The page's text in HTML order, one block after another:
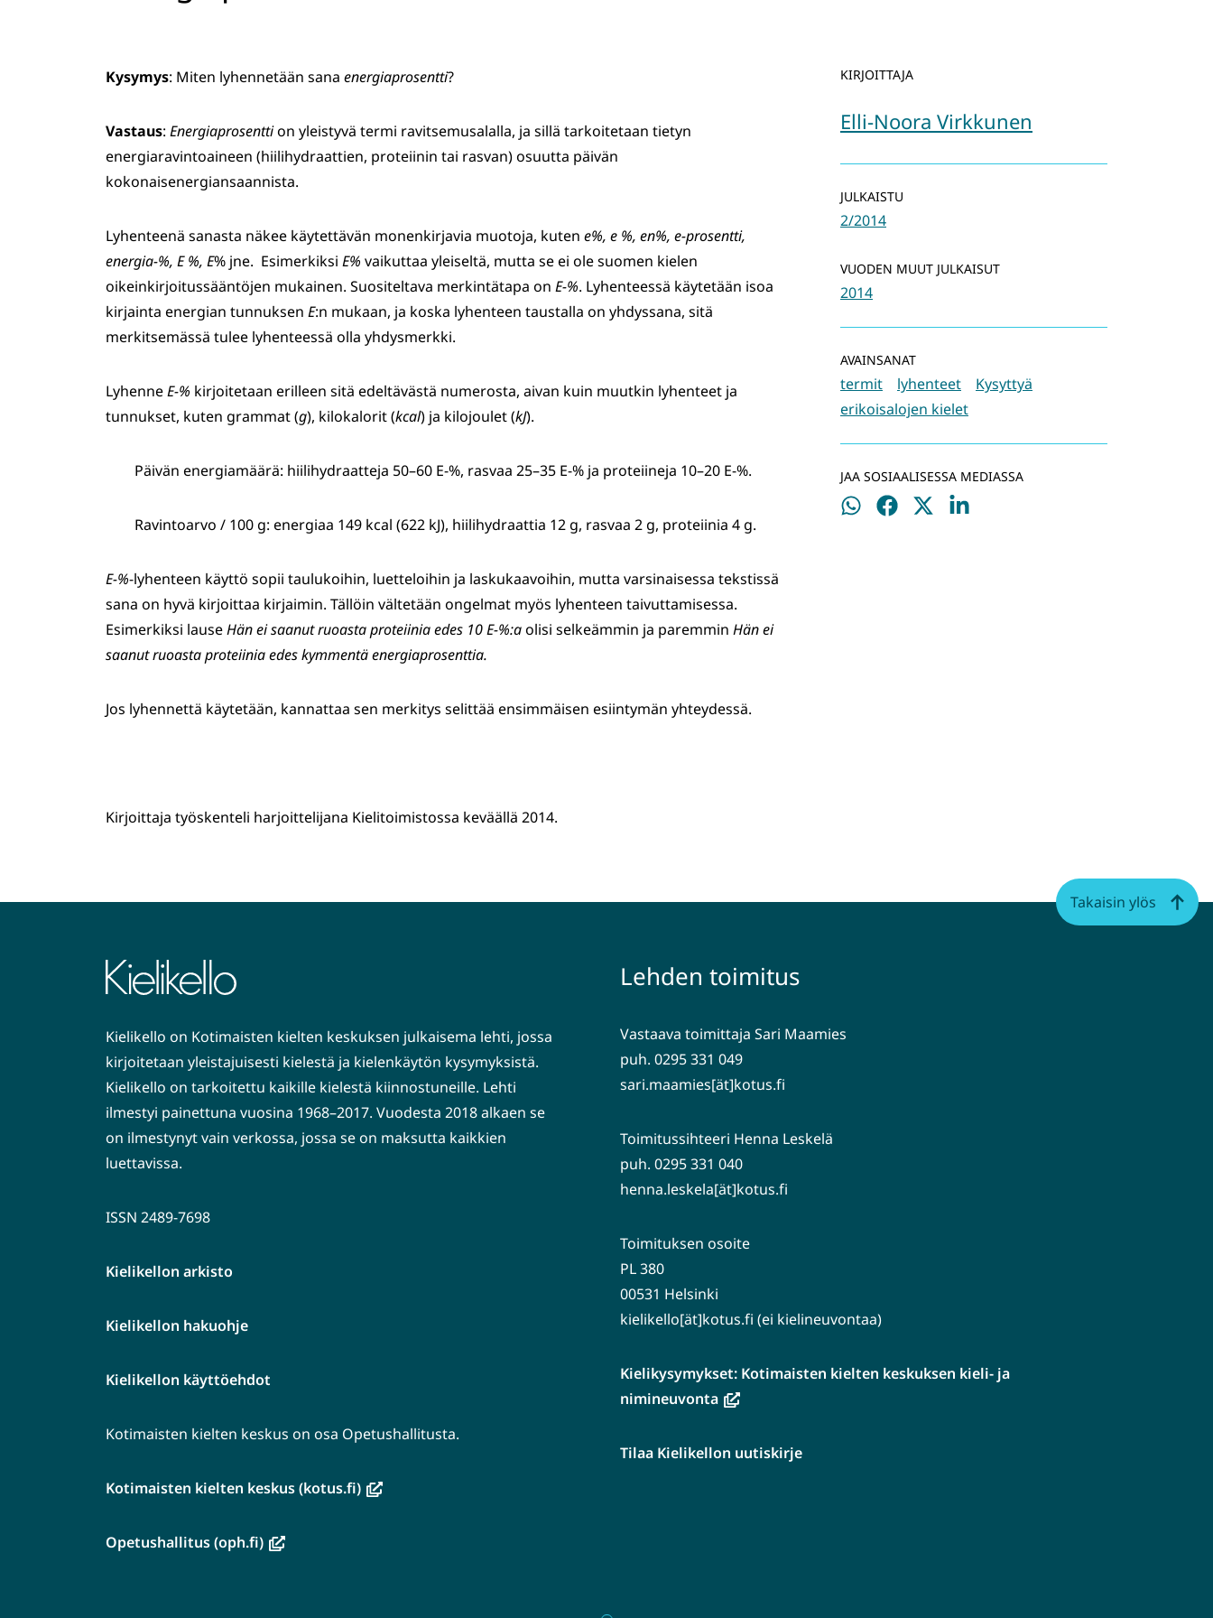
KIRJOITTAJA
Elli-Noora Virkkunen
JULKAISTU
2/2014
VUODEN MUUT JULKAISUT
2014
AVAINSANAT
termit lyhenteet
Kysyttyä
erikoisalojen kielet
JAA SOSIAALISESSA MEDIASSA
Jaa
Jaa
Jaa
Jaa
Kysymys: Miten lyhennetään sana energiaprosentti?
Vastaus: Energiaprosenttion yleistyvä termi ravitsemusalalla, ja sillä tarkoitetaan tietyn
energiaravintoaineen (hiilihydraattien, proteiinin tai rasvan) osuutta päivän
kokonaisenergiansaannista.
Lyhenteenä sanasta näkee käytettävän monenkirjavia muotoja, kuten e%, e %, en%, e-prosentti,
energia-%, E %, E% jne. Esimerkiksi E% vaikuttaa yleiseltä, mutta se ei ole suomen kielen
oikeinkirjoitussääntöjen mukainen. Suositeltava merkintätapa on E-%. Lyhenteessä käytetään isoa
kirjainta energian tunnuksen E:n mukaan, ja koska lyhenteen taustalla on yhdyssana, sitä
merkitsemässä tulee lyhenteessä olla yhdysmerkki.
LyhenneE-% kirjoitetaan erilleen sitä edeltävästä numerosta, aivan kuin muutkin lyhenteet ja
tunnukset, kuten grammat (g), kilokalorit (kcal) ja kilojoulet (kJ).
Päivän energiamäärä: hiilihydraatteja 50–60 E-%, rasvaa 25–35 E-% ja proteiineja 10–20 E-%.
Ravintoarvo / 100 g: energiaa 149 kcal (622 kJ), hiilihydraattia 12 g, rasvaa 2 g, proteiinia 4 g.
E-%-lyhenteen käyttö sopii taulukoihin, luetteloihin ja laskukaavoihin, mutta varsinaisessa tekstissä
sana on hyvä kirjoittaa kirjaimin. Tällöin vältetään ongelmat myös lyhenteen taivuttamisessa.
Esimerkiksi lauseHän ei saanut ruoasta proteiinia edes 10 E-%:aolisi selkeämmin ja paremmin Hän ei
saanut ruoasta proteiinia edes kymmentä energiaprosenttia.
Jos lyhennettä käytetään, kannattaa sen merkitys selittää ensimmäisen esiintymän yhteydessä.
Kirjoittaja työskenteli harjoittelijana Kielitoimistossa keväällä 2014.
Kielikello on Kotimaisten kielten keskuksen julkaisema lehti, jossa
kirjoitetaan yleistajuisesti kielestä ja kielenkäytön kysymyksistä.
Kielikello on tarkoitettu kaikille kielestä kiinnostuneille. Lehti
ilmestyi painettuna vuosina 1968–2017. Vuodesta 2018 alkaen se
on ilmestynyt vain verkossa, jossa se on maksutta kaikkien
luettavissa.
ISSN 2489-7698
Kielikellon arkisto
Kielikellon hakuohje
Kielikellon käyttöehdot
Kotimaisten kielten keskus on osa Opetushallitusta.
Kotimaisten kielten keskus (kotus.fi)(avautuu
Opetushallitus (oph.fi)(avautuu
Lehden toimitus
Vastaava toimittaja Sari Maamies
puh. 0295 331 049
sari.maamies[ät]kotus.fi
Toimitussihteeri Henna Leskelä
puh. 0295 331 040
henna.leskela[ät]kotus.fi
Toimituksen osoite
PL 380
00531 Helsinki
kielikello[ät]kotus.fi (ei kielineuvontaa)
Kielikysymykset: Kotimaisten kielten keskuksen kieli- ja
nimineuvonta(avautuu
ikkunaan,
Tilaa Kielikellon uutiskirje
Takaisin ylös